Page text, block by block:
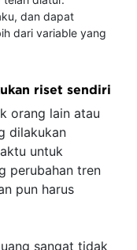
dan dapat
dari variable yang
riset sendiri
orang lain atau
dilakukan
untuk
perubahan tren
pun harus
sangat tidak